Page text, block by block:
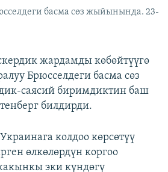
басма сөз жыйынында. 23-
жардамды көбөйтүүгө
Брюсселдеги басма сөз
саясий биримдиктин баш
билдирди.
колдоо көрсөтүү
өлкөлөрдүн коргоо
эки күндөгү